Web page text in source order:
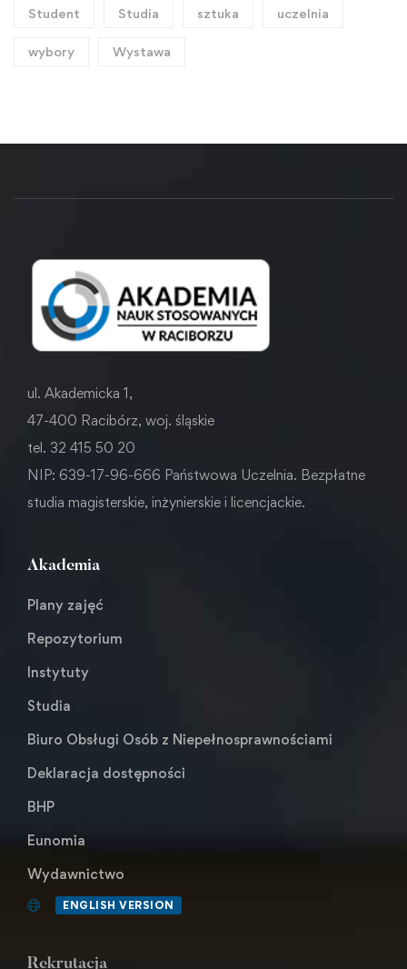
Student Studia sztuka uczelnia
wybory Wystawa
ul. Akademicka 1,
47-400 Racibórz, woj. śląskie
tel. 32 415 50 20
NIP: 639-17-96-666 Państwowa Uczelnia. Bezpłatne
studia magisterskie, inżynierskie i licencjackie.
Akademia
Plany zajęć
Repozytorium
Instytuty
Studia
Biuro Obsługi Osób z Niepełnosprawnościami
Deklaracja dostępności
BHP
Eunomia
Wydawnictwo
ENGLISH VERSION
Rekrutacja